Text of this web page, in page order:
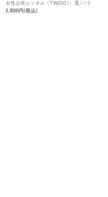
女性浴衣レンタル（YW0001）黒/バラ
5,800円(税込)